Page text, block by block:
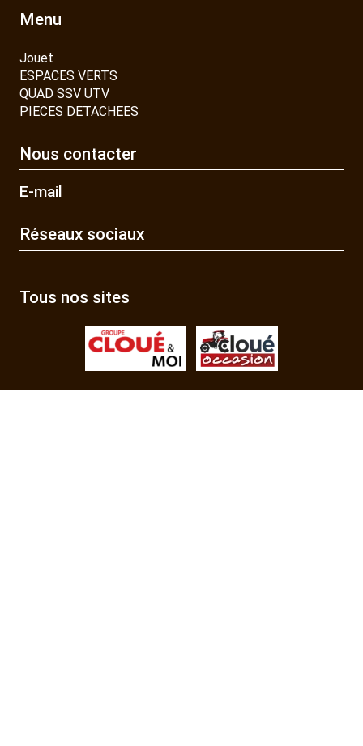
Menu
Jouet
ESPACES VERTS
QUAD SSV UTV
PIECES DETACHEES
Nous contacter
E-mail
Réseaux sociaux
Tous nos sites